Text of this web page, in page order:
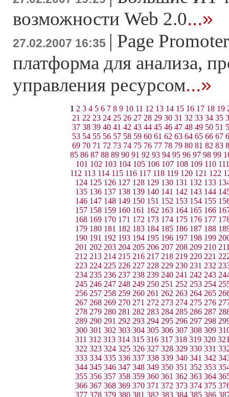
возможности Web 2.0...»
27.02.2007 16:35 | Page
платформа для анализа,
управления ресурсом...»
1 2 3 4 5 6 7 8 9 10 11 12 13 14 15 16 17 18 19
21 22 23 24 25 26 27 28 29 30 31 32 33 34 35
37 38 39 40 41 42 43 44 45 46 47 48 49 50 51
53 54 55 56 57 58 59 60 61 62 63 64 65 66 67
69 70 71 72 73 74 75 76 77 78 79 80 81 82 83
85 86 87 88 89 90 91 92 93 94 95 96 97 98 99
101 102 103 104 105 106 107 108 109 110 111
112 113 114 115 116 117 118 119 120 121 122
124 125 126 127 128 129 130 131 132 133
135 136 137 138 139 140 141 142 143 144
146 147 148 149 150 151 152 153 154 155
157 158 159 160 161 162 163 164 165 166
168 169 170 171 172 173 174 175 176 177
179 180 181 182 183 184 185 186 187 188
190 191 192 193 194 195 196 197 198 199
201 202 203 204 205 206 207 208 209 210
212 213 214 215 216 217 218 219 220 221
223 224 225 226 227 228 229 230 231 232
234 235 236 237 238 239 240 241 242 243
245 246 247 248 249 250 251 252 253 254
256 257 258 259 260 261 262 263 264 265
267 268 269 270 271 272 273 274 275 276
278 279 280 281 282 283 284 285 286 287
289 290 291 292 293 294 295 296 297 298
300 301 302 303 304 305 306 307 308 309
311 312 313 314 315 316 317 318 319 320
322 323 324 325 326 327 328 329 330 331
333 334 335 336 337 338 339 340 341 342
344 345 346 347 348 349 350 351 352 353
355 356 357 358 359 360 361 362 363 364
366 367 368 369 370 371 372 373 374 375
377 378 379 380 381 382 383 384 385 386